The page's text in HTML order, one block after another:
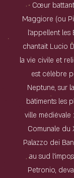
Cœur
Maggiore (ou
l'appellent les
chantait Lucio
la vie civile et
est célèbre
Neptune, sur
bâtiments les
ville médiévale
Comunale du
Palazzo dei
au sud
Petronio,